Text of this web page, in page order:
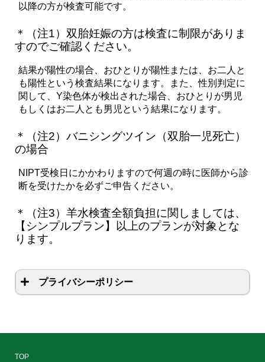
以降の方が検査可能です。
＊（注1）双胎妊娠の方は検査に制限がありま
すのでご確認ください。
結果が陽性の場合、おひとりが陽性または、お二人と
も陽性という検査結果になります。また、性別判定に
関して、Y染色体が検出された場合、おひとりが男児
もしくはお二人とも男児という結果になります。
＊（注2）バニシングツイン（双胎一児死亡）
の場合
NIPT受検日にかかわりますので何週の時に医師から診
断を受けたかを必ずご申告ください。
＊（注3）羊水検査全額負担に関しましては、
【シンプルプラン】以上のプランが対象とな
ります。
プライバシーポリシー
TOP